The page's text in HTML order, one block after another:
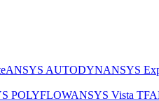
ANSYS AUTODYNANSYS
POLYFLOWANSYS Vista TF